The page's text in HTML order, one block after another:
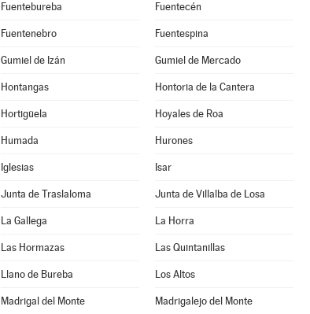
Fuentebureba Fuentecén
Fuentenebro Fuentespina
Gumiel de Izán Gumiel de Mercado
Hontangas Hontoria de la Cantera
Hortigüela Hoyales de Roa
Humada Hurones
Iglesias Isar
Junta de Traslaloma Junta de Villalba de Losa
La Gallega La Horra
Las Hormazas Las Quintanillas
Llano de Bureba Los Altos
Madrigal del Monte Madrigalejo del Monte